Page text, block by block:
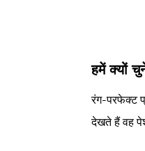
हमें क्यों
रंग-परफेक्ट
देखते हैं वह